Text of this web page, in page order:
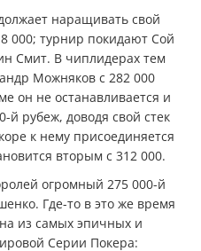
наращивать свой
000; турнир покидают Сой
Смит. В чиплидерах тем
Можняков с 282 000
он не останавливается и
й рубеж, доводя свой стек
к нему присоединяется
вторым с 312 000.
огромный 275 000-й
Где-то в это же время
из самых эпичных и
Серии Покера: